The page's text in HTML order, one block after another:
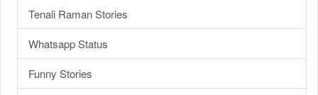
Tenali Raman Stories
Whatsapp Status
Funny Stories